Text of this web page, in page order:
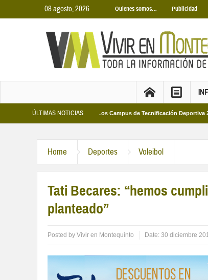
08 agosto, 2026 Quienes somos… Publicidad
ÚLTIMAS NOTICIAS
Municipales 2026 Los Campus de Tecnificación Deportiva 2026
Home Deportes Voleibol
Tati Becares: “hemos
planteado”
Posted by Vivir en Montequinto Date: 30 diciembre